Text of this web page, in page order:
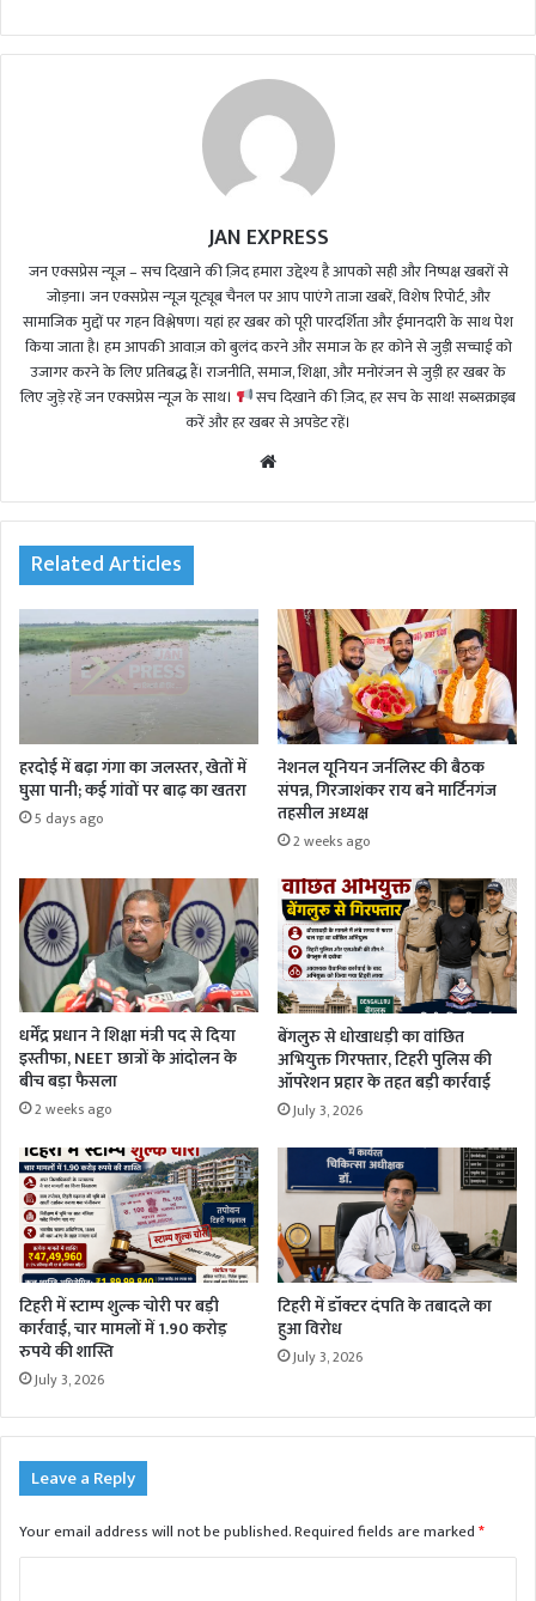
JAN EXPRESS
जन एक्सप्रेस न्यूज़ – सच दिखाने की ज़िद हमारा उद्देश्य है आपको सही और निष्पक्ष खबरों से
जोड़ना। जन एक्सप्रेस न्यूज़ यूट्यूब चैनल पर आप पाएंगे ताजा खबरें, विशेष रिपोर्ट, और
सामाजिक मुद्दों पर गहन विश्लेषण। यहां हर खबर को पूरी पारदर्शिता और ईमानदारी के साथ पेश
किया जाता है। हम आपकी आवाज़ को बुलंद करने और समाज के हर कोने से जुड़ी सच्चाई को
उजागर करने के लिए प्रतिबद्ध हैं। राजनीति, समाज, शिक्षा, और मनोरंजन से जुड़ी हर खबर के
लिए जुड़े रहें जन एक्सप्रेस न्यूज़ के साथ।
सच दिखाने की ज़िद, हर सच के साथ! सब्सक्राइब
करें और हर खबर से अपडेट रहें।
te
Related Articles
हरदोई में बढ़ा गंगा का जलस्तर, खेतों में
घुसा पानी; कई गांवों पर बाढ़ का खतरा
5 days ago
नेशनल यूनियन जर्नलिस्ट की बैठक
संपन्न, गिरजाशंकर राय बने मार्टिनगंज
तहसील अध्यक्ष
2 weeks ago
धर्मेंद्र प्रधान ने शिक्षा मंत्री पद से दिया
इस्तीफा, NEET छात्रों के आंदोलन के
बीच बड़ा फैसला
2 weeks ago
बेंगलुरु से धोखाधड़ी का वांछित
अभियुक्त गिरफ्तार, टिहरी पुलिस की
ऑपरेशन प्रहार के तहत बड़ी कार्रवाई
July 3, 2026
टिहरी में स्टाम्प शुल्क चोरी पर बड़ी
कार्रवाई, चार मामलों में 1.90 करोड़
रुपये की शास्ति
July 3, 2026
टिहरी में डॉक्टर दंपति के तबादले का
हुआ विरोध
July 3, 2026
Leave a Reply
Your email address will not be published.Required fields are marked*